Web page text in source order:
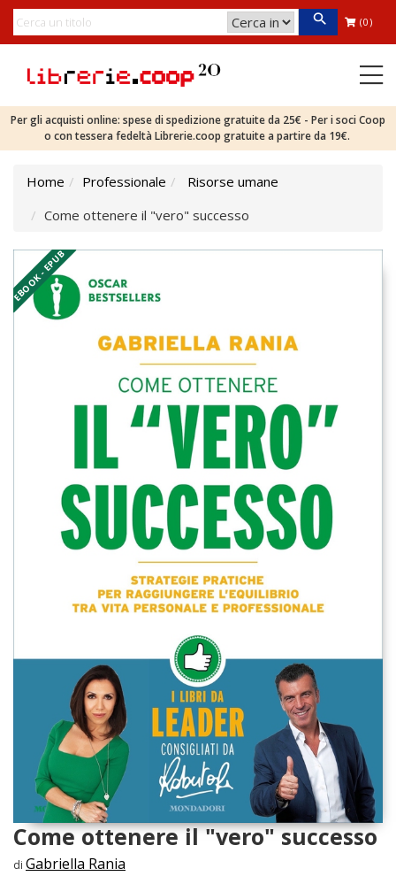
(0)
Per gli acquisti online: spese di spedizione gratuite da 25€ - Per i soci Coop
o con tessera fedeltà Librerie.coop gratuite a partire da 19€.
Home Professionale
Risorse umane
Come ottenere il "vero" successo
EBOOK - EPUB
Come ottenere il "vero" successo
di Gabriella Rania